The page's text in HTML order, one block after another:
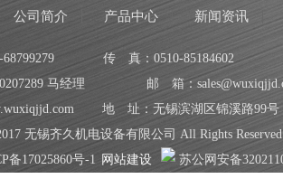
公司简介 产品中心 新闻资讯
传 真：0510-85184602
马经理
邮 箱：
地 址：无锡滨湖区锦溪路99号
无锡齐久机电设备有限公司 All Rights Reserved
备17025860号-1 网站建设 苏公网安备